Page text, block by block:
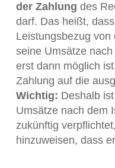
der Zahlung des
darf. Das heißt,
Leistungsbezug
seine Umsätze
erst dann möglich
Zahlung auf die
Wichtig: Deshalb
Umsätze nach dem
zukünftig
hinzuweisen, dass